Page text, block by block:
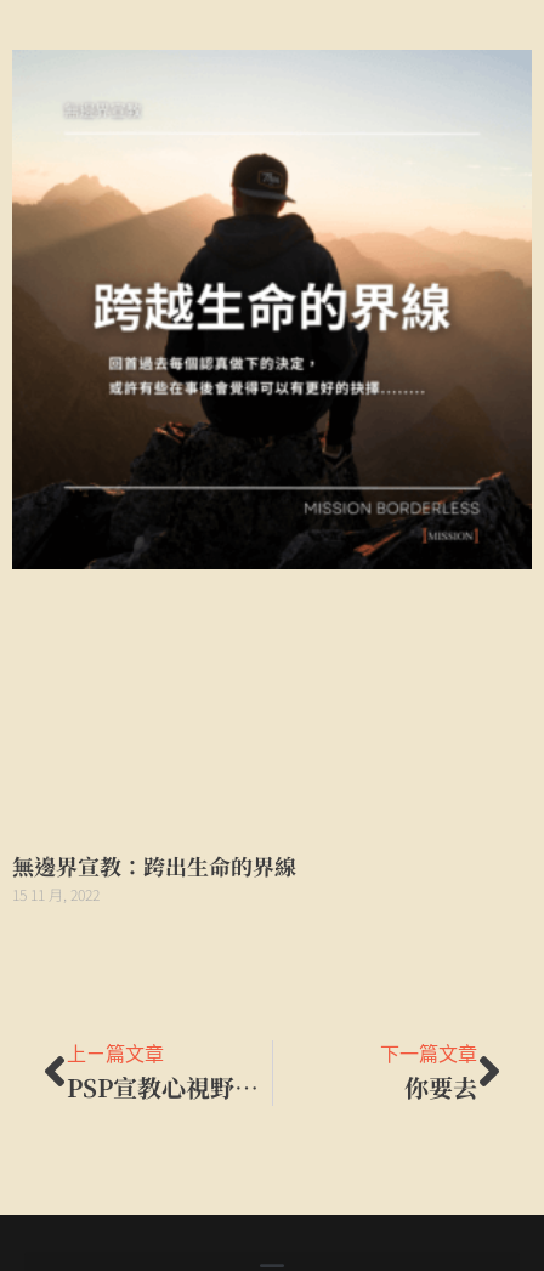
無邊界宣教：跨出生命的界線
15 11 月, 2022
上ㄧ篇文章
PSP宣教心視野之書摘：連結的影響力
下一篇文章
你要去